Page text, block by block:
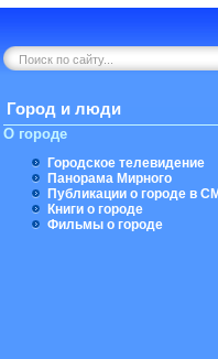
Город и люди
О городе
Городское телевидение
Панорама Мирного
Публикации о городе в
Книги о городе
Фильмы о городе